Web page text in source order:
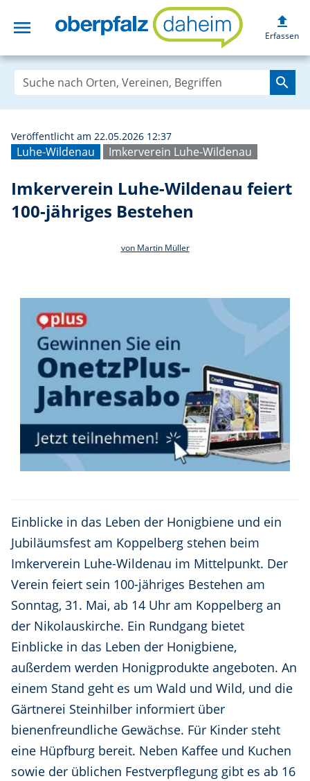
menu Imkerverein
upload
Erfassen
search
Luhe-Wildenau Imkerverein Luhe-Wildenau
Veröffentlicht am 22.05.2026 12:37
Imkerverein Luhe-Wildenau feiert
100-jähriges Bestehen
von Martin Müller
Einblicke in das Leben der Honigbiene und ein
Jubiläumsfest am Koppelberg stehen beim
Imkerverein Luhe-Wildenau im Mittelpunkt. Der
Verein feiert sein 100-jähriges Bestehen am
Sonntag, 31. Mai, ab 14 Uhr am Koppelberg an
der Nikolauskirche. Ein Rundgang bietet
Einblicke in das Leben der Honigbiene,
außerdem werden Honigprodukte angeboten. An
einem Stand geht es um Wald und Wild, und die
Gärtnerei Steinhilber informiert über
bienenfreundliche Gewächse. Für Kinder steht
eine Hüpfburg bereit. Neben Kaffee und Kuchen
sowie der üblichen Festverpflegung gibt es ab 16